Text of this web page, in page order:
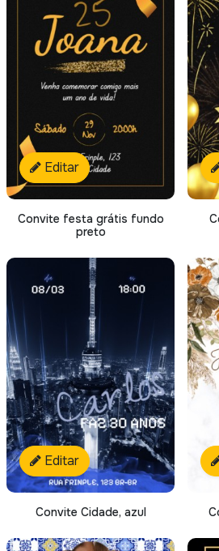
Editar
Convite festa grátis fundo
preto
Editar
Convite Cidade, azul